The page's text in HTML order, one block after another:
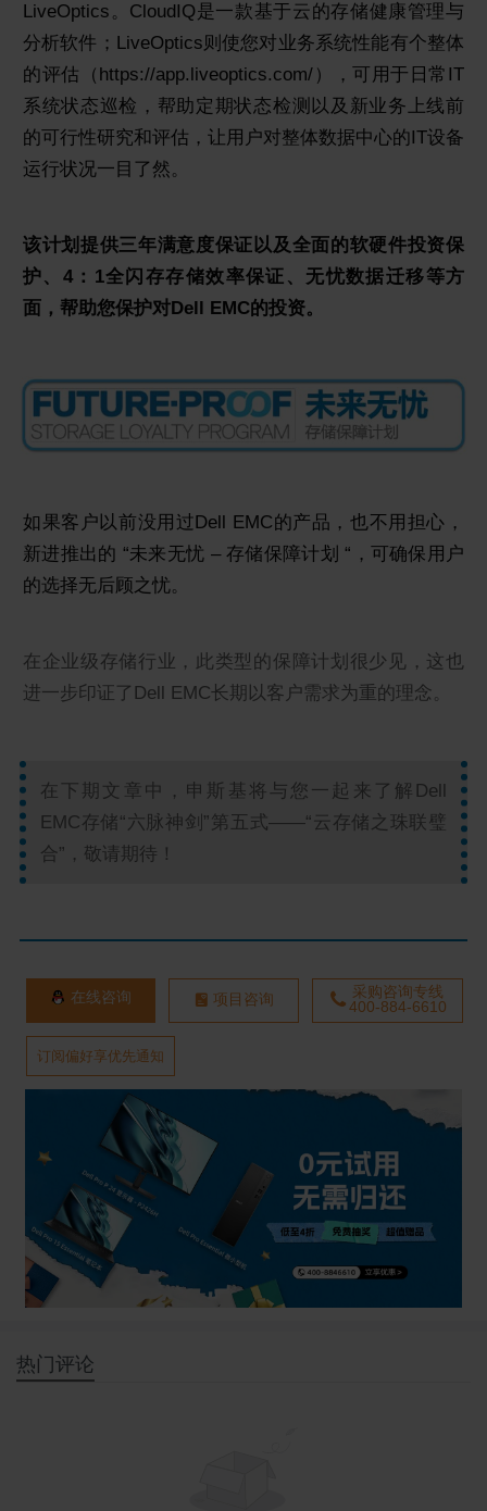
LiveOptics。CloudIQ是一款基于云的存储健康管理与
分析软件；LiveOptics则使您对业务系统性能有个整体
的评估（https://app.liveoptics.com/），可用于日常IT
系统状态巡检，帮助定期状态检测以及新业务上线前
的可行性研究和评估，让用户对整体数据中心的IT设备
运行状况一目了然。
该计划提供三年满意度保证以及全面的软硬件投资保
护、4：1全闪存存储效率保证、无忧数据迁移等方
面，帮助您保护对Dell EMC的投资。
如果客户以前没用过Dell EMC的产品，也不用担心，
新进推出的 “未来无忧 – 存储保障计划 “，可确保用户
的选择无后顾之忧。
在企业级存储行业，此类型的保障计划很少见，这也
进一步印证了Dell EMC长期以客户需求为重的理念。
在下期文章中，申斯基将与您一起来了解Dell
EMC存储“六脉神剑”第五式——“云存储之珠联璧
合”，敬请期待！
在线咨询 项目咨询
采购咨询专线
400-884-6610
订阅偏好享优先通知
热门评论